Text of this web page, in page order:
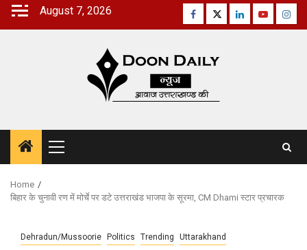
Skip
August 7, 2026 Facebook
TwitterLinkedinYoutube
Primary
Menu
Home
बिहार के चुनावी रण में मोर्चे पर डटे उत्तराखंड भाजपा के सूरमा, CM Dhami स्‍टार प्रचारक
Dehradun/Mussoorie Politics Trending Uttarakhand